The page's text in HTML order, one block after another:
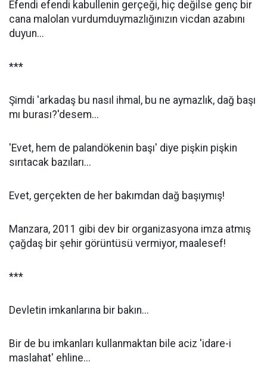
Efendi efendi kabullenin gerçeği, hiç değilse genç bir
cana malolan vurdumduymazlığınızın vicdan azabını
duyun...
***
Şimdi 'arkadaş bu nasıl ihmal, bu ne aymazlık, dağ başı
mı burası?'desem...
'Evet, hem de palandökenin başı' diye pişkin pişkin
sırıtacak bazıları...
Evet, gerçekten de her bakımdan dağ başıymış!
Manzara, 2011 gibi dev bir organizasyona imza atmış
çağdaş bir şehir görüntüsü vermiyor, maalesef!
***
Devletin imkanlarına bir bakın...
Bir de bu imkanları kullanmaktan bile aciz 'idare-i
maslahat' ehline...